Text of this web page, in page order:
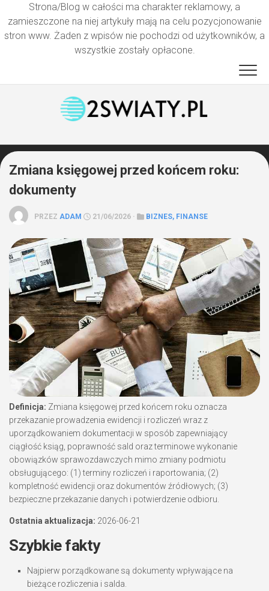
Strona/Blog w całości ma charakter reklamowy, a
zamieszczone na niej artykuły mają na celu pozycjonowanie
stron www. Żaden z wpisów nie pochodzi od użytkowników, a
wszystkie zostały opłacone.
Zmiana księgowej przed końcem roku:
dokumenty
PRZEZ ADAM 21/06/2026 · BIZNES, FINANSE
Definicja: Zmiana księgowej przed końcem roku oznacza
przekazanie prowadzenia ewidencji i rozliczeń wraz z
uporządkowaniem dokumentacji w sposób zapewniający
ciągłość ksiąg, poprawność sald oraz terminowe wykonanie
obowiązków sprawozdawczych mimo zmiany podmiotu
obsługującego: (1) terminy rozliczeń i raportowania; (2)
kompletność ewidencji oraz dokumentów źródłowych; (3)
bezpieczne przekazanie danych i potwierdzenie odbioru.
Ostatnia aktualizacja: 2026-06-21
Szybkie fakty
Najpierw porządkowane są dokumenty wpływające na
bieżące rozliczenia i salda.